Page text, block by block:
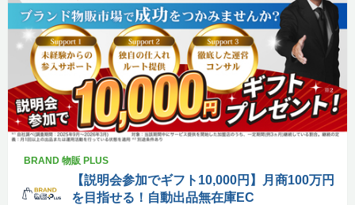
BRAND 物販 PLUS
【説明会参加でギフト10,000円】月商100万円
を目指せる！自動出品無在庫EC